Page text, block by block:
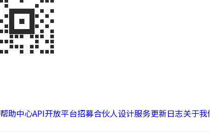
帮助中心API开放平台招募合伙人设计服务更新日志关于我